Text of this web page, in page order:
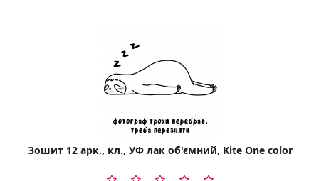
Зошит 12 арк., кл., УФ лак об'ємний, Kite One color